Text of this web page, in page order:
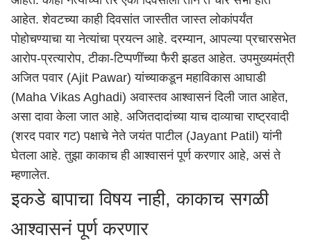
आहेत. शेवटच्या काही दिवसांत जास्तीत जास्त लोकांपर्यंत
पोहोचण्याचा या नेत्यांचा प्रयत्न आहे. दरम्यान, आपल्या प्रचारसभेत
आरोप-प्रत्यारोप, टीका-टिप्पणींच्या फैरी झडत आहेत. उपमुख्यमंत्री
अजित पवार (Ajit Pawar) यांच्याकडून महाविकास आघाडी
(Maha Vikas Aghadi) अवास्तव आश्वासनं दिली जात आहेत,
असा दावा केला जात आहे. अजितदादांच्या याच दाव्याचा राष्ट्रवादी
(शरद पवार गट) पक्षाचे नेते जयंत पाटील (Jayant Patil) यांनी
घेतला आहे. तुझा काकाच ही आश्वासनं पूर्ण करणार आहे, असं ते
म्हणालेत.
इकडे बापाचा विषय नाही, काकाच सगळी
आश्वासनं पूर्ण करणार